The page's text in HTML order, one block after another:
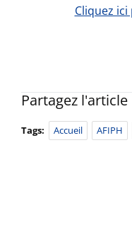
Cliquez
Partagez l'article
Tags: Accueil AFIPH